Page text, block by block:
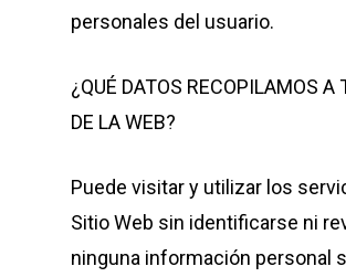
personales del usuario.
¿QUÉ DATOS RECOPILAMOS A
DE LA WEB?
Puede visitar y utilizar los
Sitio Web sin identificarse ni
ninguna información personal